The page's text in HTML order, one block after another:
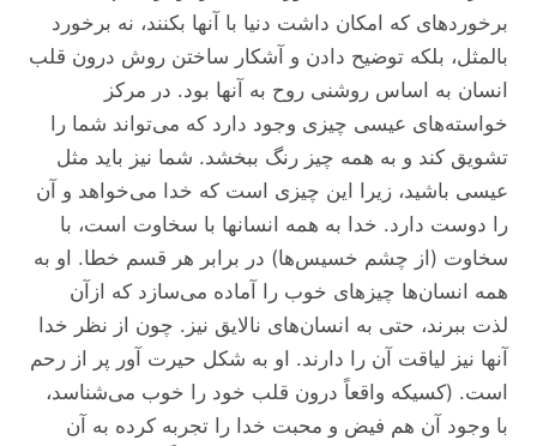
برخورد‌های که امکان داشت دنیا با آنها بکنند، نه برخورد
بالمثل، بلکه توضیح دادن و آشکار ساختن روش درون قلب
انسان به اساس روشنی روح به آنها بود. در مرکز
خواسته‌های عیسی چیزی وجود دارد که می‌تواند شما را
تشویق کند و به همه چیز رنگ ببخشد. شما نیز باید مثل
عیسی باشید، زیرا این چیزی است که خدا می‌خواهد و آن
را دوست دارد. خدا به همه انسانها با سخاوت است، با
سخاوت (از چشم خسیس‌ها) در برابر هر قسم خطا. او به
همه انسان‌ها چیز‌های خوب را آماده می‌سازد که ازآن
لذت ببرند، حتی به انسان‌های نالایق نیز. چون از نظر خدا
آنها نیز لیاقت آن را دارند. او به شکل حیرت آور پر از رحم
است. (کسیکه واقعاً درون قلب خود را خوب می‌شناسد،
با وجود آن هم فیض و محبت خدا را تجربه کرده به آن